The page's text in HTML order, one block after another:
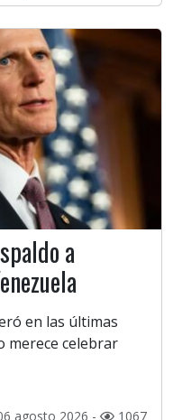
a
en las últimas
merece celebrar
agosto 2026 - 1067